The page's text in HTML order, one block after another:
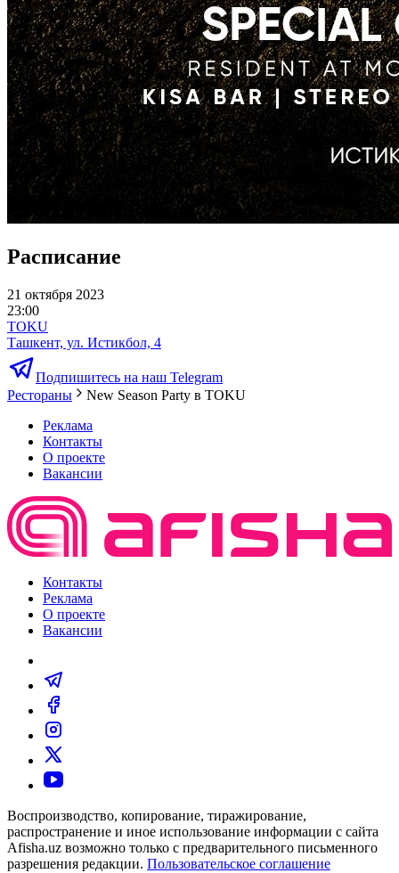
Расписание
21 октября 2023
23:00
TOKU
Ташкент, ул. Истикбол, 4
Подпишитесь на наш Telegram
Рестораны
New Season Party в TOKU
Реклама
Контакты
О проекте
Вакансии
Контакты
Реклама
О проекте
Вакансии
Воспроизводство, копирование, тиражирование,
распространение и иное использование информации с сайта
Afisha.uz возможно только с предварительного письменного
разрешения редакции. Пользовательское соглашение